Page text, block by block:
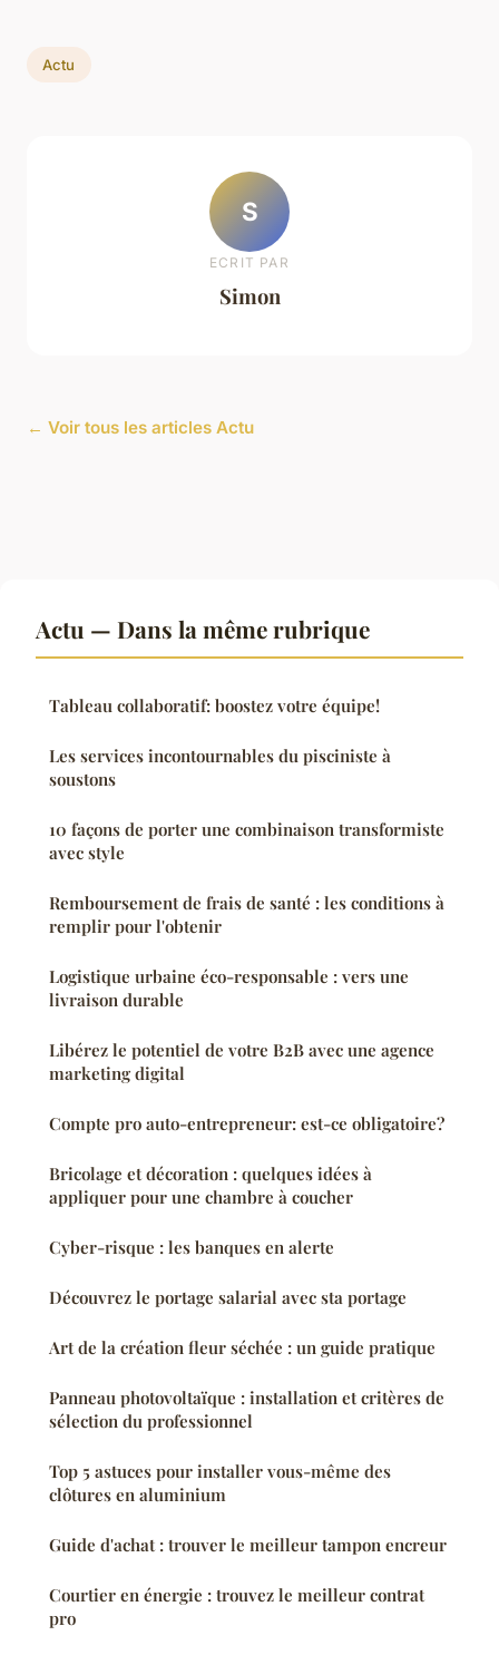
Actu
S
ECRIT PAR
Simon
← Voir tous les articles Actu
Actu — Dans la même rubrique
Tableau collaboratif: boostez votre équipe!
Les services incontournables du pisciniste à
soustons
10 façons de porter une combinaison transformiste
avec style
Remboursement de frais de santé : les conditions à
remplir pour l'obtenir
Logistique urbaine éco-responsable : vers une
livraison durable
Libérez le potentiel de votre B2B avec une agence
marketing digital
Compte pro auto-entrepreneur: est-ce obligatoire?
Bricolage et décoration : quelques idées à
appliquer pour une chambre à coucher
Cyber-risque : les banques en alerte
Découvrez le portage salarial avec sta portage
Art de la création fleur séchée : un guide pratique
Panneau photovoltaïque : installation et critères de
sélection du professionnel
Top 5 astuces pour installer vous-même des
clôtures en aluminium
Guide d'achat : trouver le meilleur tampon encreur
Courtier en énergie : trouvez le meilleur contrat
pro